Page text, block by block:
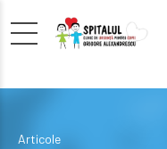
Articole